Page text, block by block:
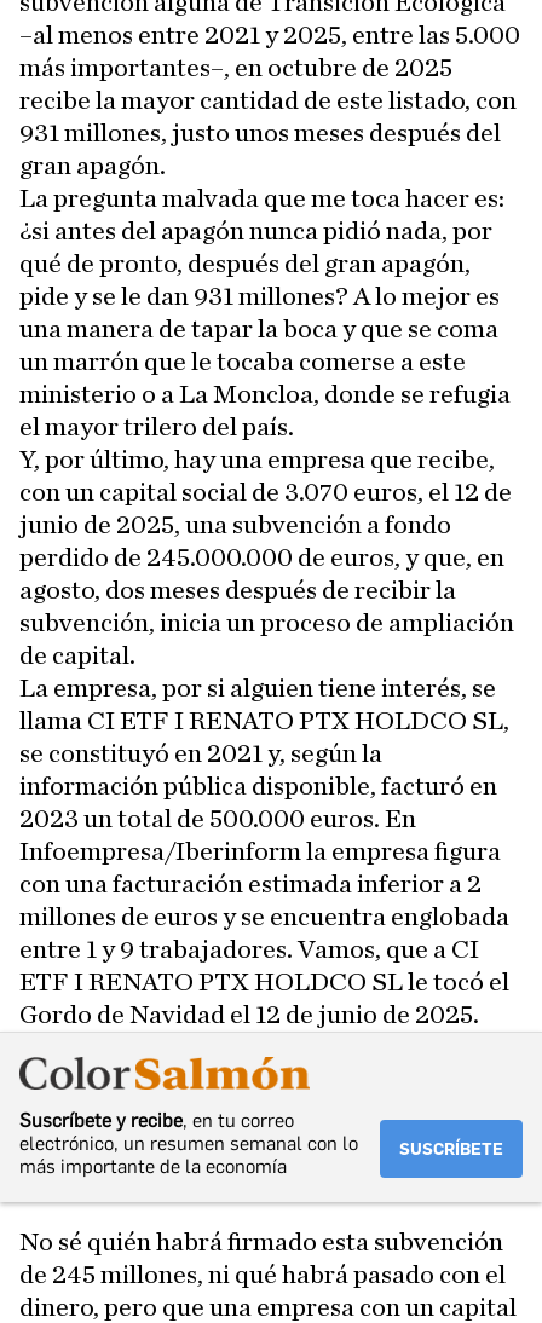
–al menos entre 2021 y 2025, entre las 5.000
más importantes–, en octubre de 2025
recibe la mayor cantidad de este listado, con
931 millones, justo unos meses después del
gran apagón.
La pregunta malvada que me toca hacer es:
¿si antes del apagón nunca pidió nada, por
qué de pronto, después del gran apagón,
pide y se le dan 931 millones? A lo mejor es
una manera de tapar la boca y que se coma
un marrón que le tocaba comerse a este
ministerio o a La Moncloa, donde se refugia
el mayor trilero del país.
Y, por último, hay una empresa que recibe,
con un capital social de 3.070 euros, el 12 de
junio de 2025, una subvención a fondo
perdido de 245.000.000 de euros, y que, en
agosto, dos meses después de recibir la
subvención, inicia un proceso de ampliación
de capital.
La empresa, por si alguien tiene interés, se
llama CI ETF I RENATO PTX HOLDCO SL,
se constituyó en 2021 y, según la
información pública disponible, facturó en
2023 un total de 500.000 euros. En
Infoempresa/Iberinform la empresa figura
con una facturación estimada inferior a 2
millones de euros y se encuentra englobada
entre 1 y 9 trabajadores. Vamos, que a CI
ETF I RENATO PTX HOLDCO SL le tocó el
Gordo de Navidad el 12 de junio de 2025.
Suscríbete y recibe, en tu correo
electrónico, un resumen semanal con lo
más importante de la economía
SUSCRÍBETE
No sé quién habrá firmado esta subvención
de 245 millones, ni qué habrá pasado con el
dinero, pero que una empresa con un capital